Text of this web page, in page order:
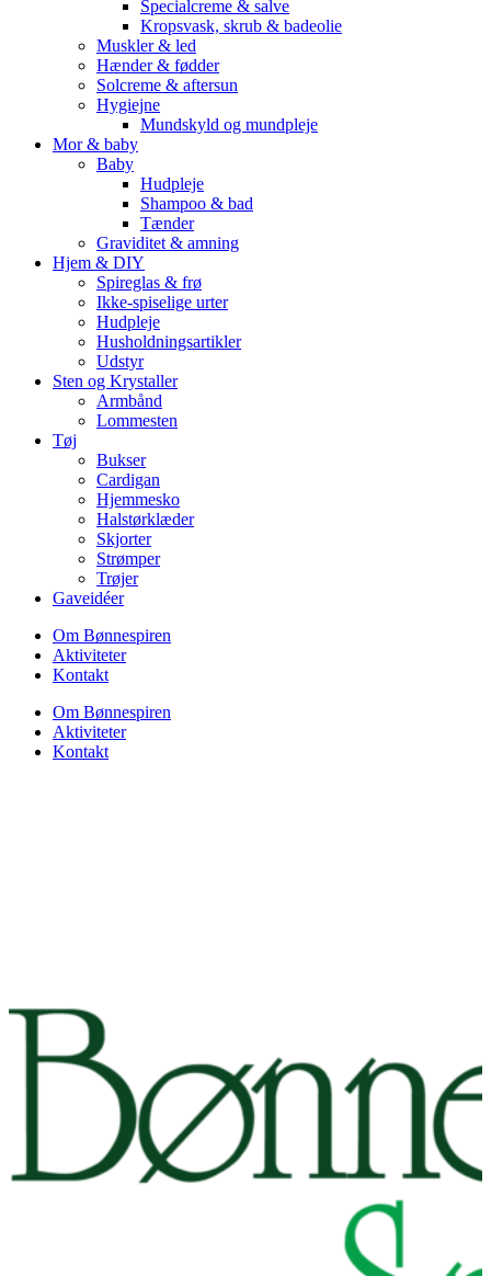
Specialcreme & salve
Kropsvask, skrub & badeolie
Muskler & led
Hænder & fødder
Solcreme & aftersun
Hygiejne
Mundskyld og mundpleje
Mor & baby
Baby
Hudpleje
Shampoo & bad
Tænder
Graviditet & amning
Hjem & DIY
Spireglas & frø
Ikke-spiselige urter
Hudpleje
Husholdningsartikler
Udstyr
Sten og Krystaller
Armbånd
Lommesten
Tøj
Bukser
Cardigan
Hjemmesko
Halstørklæder
Skjorter
Strømper
Trøjer
Gaveidéer
Om Bønnespiren
Aktiviteter
Kontakt
Om Bønnespiren
Aktiviteter
Kontakt